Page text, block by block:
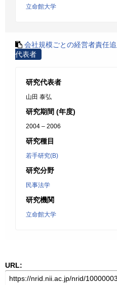
立命館大学
会社規模ごとの経営者責任
代表者
研究代表者
山田 泰弘
研究期間 (年度)
2004 – 2006
研究種目
若手研究(B)
研究分野
民事法学
研究機関
立命館大学
URL: